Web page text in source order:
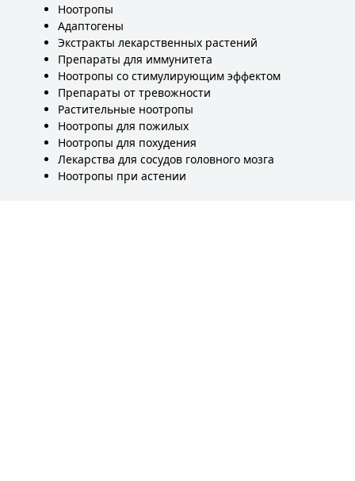
Ноотропы
Адаптогены
Экстракты лекарственных растений
Препараты для иммунитета
Ноотропы со стимулирующим эффектом
Препараты от тревожности
Растительные ноотропы
Ноотропы для пожилых
Ноотропы для похудения
Лекарства для сосудов головного мозга
Ноотропы при астении